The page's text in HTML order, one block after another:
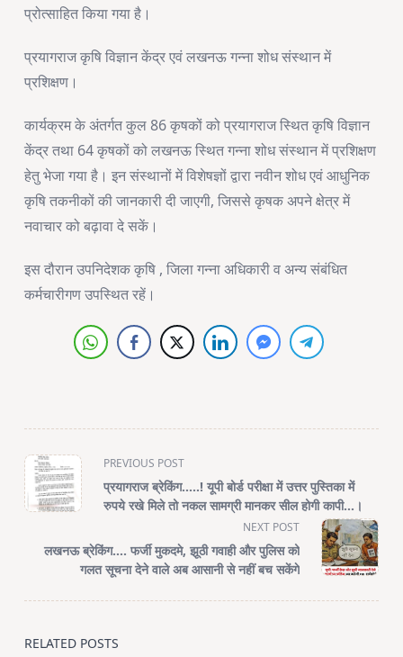
प्रोत्साहित किया गया है।
प्रयागराज कृषि विज्ञान केंद्र एवं लखनऊ गन्ना शोध संस्थान में
प्रशिक्षण।
कार्यक्रम के अंतर्गत कुल 86 कृषकों को प्रयागराज स्थित कृषि विज्ञान
केंद्र तथा 64 कृषकों को लखनऊ स्थित गन्ना शोध संस्थान में प्रशिक्षण
हेतु भेजा गया है। इन संस्थानों में विशेषज्ञों द्वारा नवीन शोध एवं आधुनिक
कृषि तकनीकों की जानकारी दी जाएगी, जिससे कृषक अपने क्षेत्र में
नवाचार को बढ़ावा दे सकें।
इस दौरान उपनिदेशक कृषि , जिला गन्ना अधिकारी व अन्य संबंधित
कर्मचारीगण उपस्थित रहें।
<span
class="nav-
subtitle
reader-
text">Page</span>
PREVIOUS POST
प्रयागराज ब्रेकिंग…..! यूपी बोर्ड परीक्षा में उत्तर पुस्तिका में
रुपये रखे मिले तो नकल सामग्री मानकर सील होगी कापी…।
NEXT POST
लखनऊ ब्रेकिंग…. फर्जी मुकदमे, झूठी गवाही और पुलिस को
गलत सूचना देने वाले अब आसानी से नहीं बच सकेंगे
RELATED POSTS